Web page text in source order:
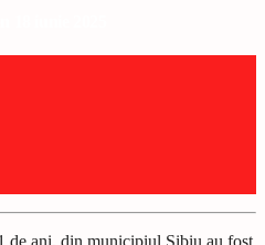
18 iunie 2025